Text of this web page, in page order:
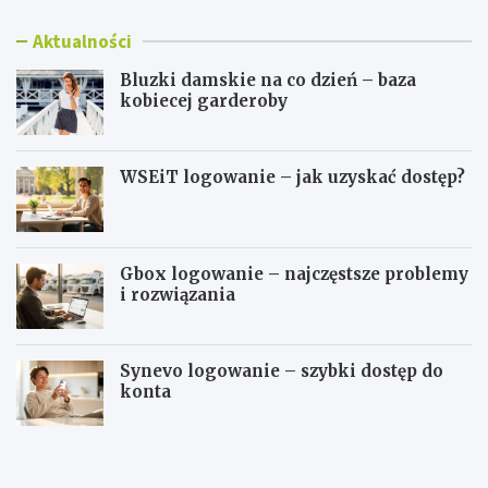
Aktualności
Bluzki damskie na co dzień – baza
kobiecej garderoby
WSEiT logowanie – jak uzyskać dostęp?
Gbox logowanie – najczęstsze problemy
i rozwiązania
Synevo logowanie – szybki dostęp do
konta
B
W